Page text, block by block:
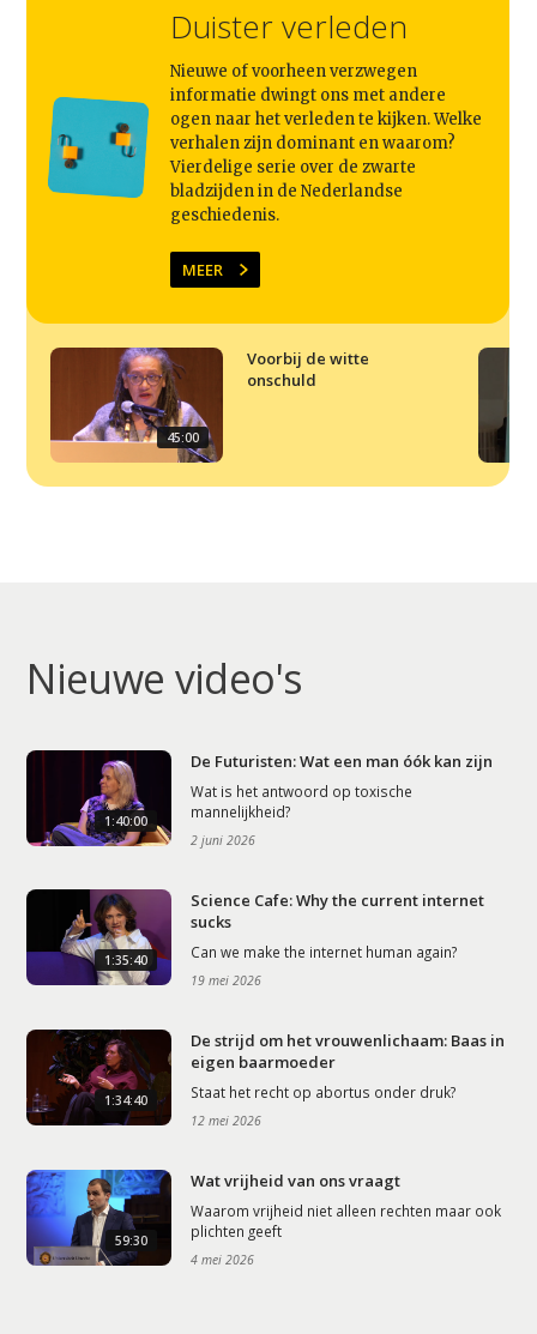
Agenda
Video
Podcast
Artikelen
Contact
Duister verleden
Nieuwe of voorheen verzwegen
informatie dwingt ons met andere
ogen naar het verleden te kijken. Welke
verhalen zijn dominant en waarom?
Vierdelige serie over de zwarte
bladzijden in de Nederlandse
geschiedenis.
MEER
45:00
Voorbij de witte
onschuld
Nieuwe video's
1:40:00
De Futuristen: Wat een man óók kan zijn
Wat is het antwoord op toxische
mannelijkheid?
2 juni 2026
1:35:40
Science Cafe: Why the current internet
sucks
Can we make the internet human again?
19 mei 2026
1:34:40
De strijd om het vrouwenlichaam: Baas in
eigen baarmoeder
Staat het recht op abortus onder druk?
12 mei 2026
59:30
Wat vrijheid van ons vraagt
Waarom vrijheid niet alleen rechten maar ook
plichten geeft
4 mei 2026